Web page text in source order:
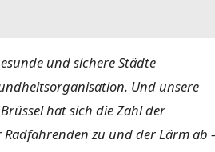
und sichere Städte
Und unsere
hat sich die Zahl der
zu und der Lärm ab